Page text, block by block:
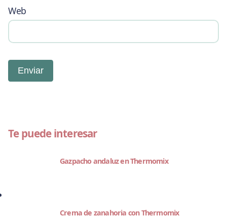
Web
Te puede interesar
Gazpacho andaluz en Thermomix
Crema de zanahoria con Thermomix